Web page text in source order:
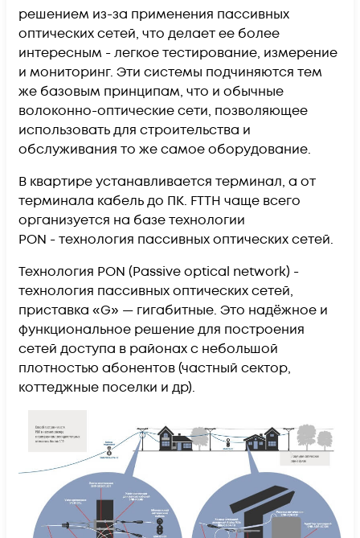
решением из-за применения пассивных
оптических сетей, что делает ее более
интересным - легкое тестирование, измерение
и мониторинг. Эти системы подчиняются тем
же базовым принципам, что и обычные
волоконно-оптические сети, позволяющее
использовать для строительства и
обслуживания то же самое оборудование.
В квартире устанавливается терминал, а от
терминала кабель до ПК. FTTH чаще всего
организуется на базе технологии
PON - технология пассивных оптических сетей.
Технология PON (Passive optical network) -
технология пассивных оптических сетей,
приставка «G» — гигабитные. Это надёжное и
функциональное решение для построения
сетей доступа в районах с небольшой
плотностью абонентов (частный сектор,
коттеджные поселки и др).